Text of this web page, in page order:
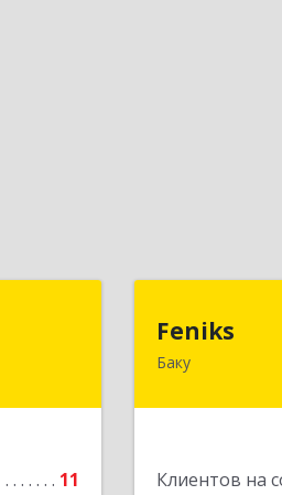
11
Feniks
Баку
Клиентов на